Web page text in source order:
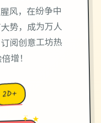
风，在纷争中
势，成为万人
阅创意工坊热
增！
2D+
→
✦ ★